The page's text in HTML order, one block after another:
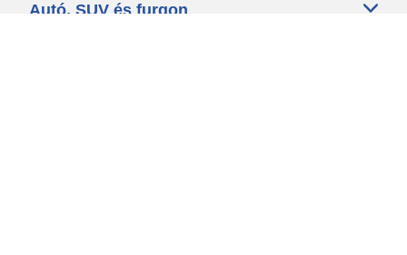
Autó, SUV és furgon